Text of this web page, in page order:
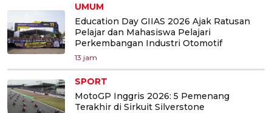
UMUM
Education Day GIIAS 2026 Ajak Ratusan
Pelajar dan Mahasiswa Pelajari
Perkembangan Industri Otomotif
13 jam
SPORT
MotoGP Inggris 2026: 5 Pemenang
Terakhir di Sirkuit Silverstone